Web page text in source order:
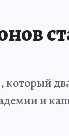
который
и